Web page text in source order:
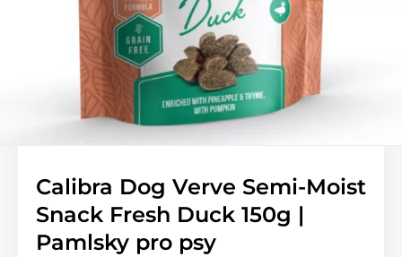
Calibra Dog Verve Semi-Moist
Snack Fresh Duck 150g |
Pamlsky pro psy